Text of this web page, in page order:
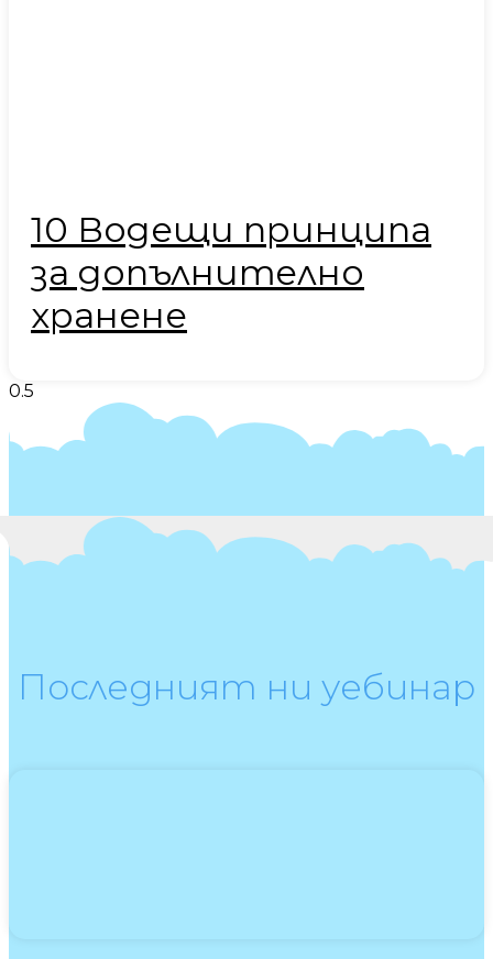
10 Водещи принципа
за допълнително
хранене
Последният ни уебинар